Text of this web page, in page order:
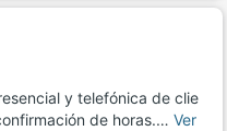
y telefónica de clie
de horas.… Ver